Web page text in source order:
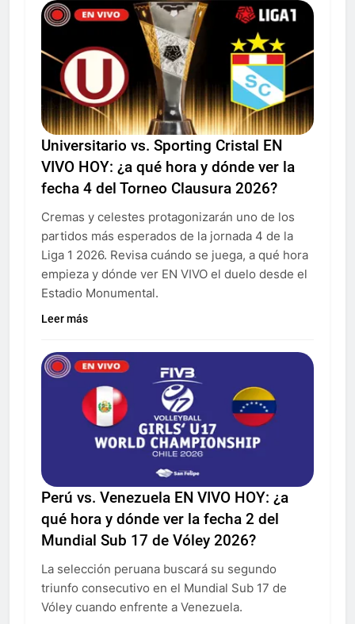
Universitario vs. Sporting Cristal EN
VIVO HOY: ¿a qué hora y dónde ver la
fecha 4 del Torneo Clausura 2026?
Cremas y celestes protagonizarán uno de los
partidos más esperados de la jornada 4 de la
Liga 1 2026. Revisa cuándo se juega, a qué hora
empieza y dónde ver EN VIVO el duelo desde el
Estadio Monumental.
Leer más
Perú vs. Venezuela EN VIVO HOY: ¿a
qué hora y dónde ver la fecha 2 del
Mundial Sub 17 de Vóley 2026?
La selección peruana buscará su segundo
triunfo consecutivo en el Mundial Sub 17 de
Vóley cuando enfrente a Venezuela.